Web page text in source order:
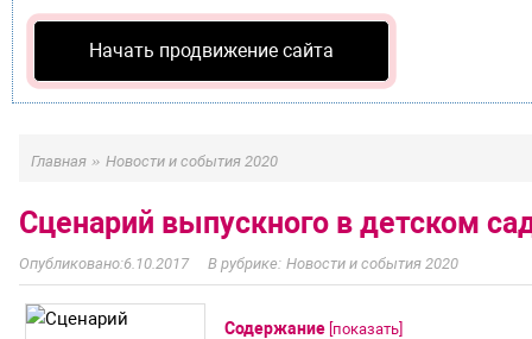
Начать продвижение сайта
Главная » Новости и события 2020
Сценарий выпускного в детском
6.10.2017 Новости и события 2020
Содержание [показать]